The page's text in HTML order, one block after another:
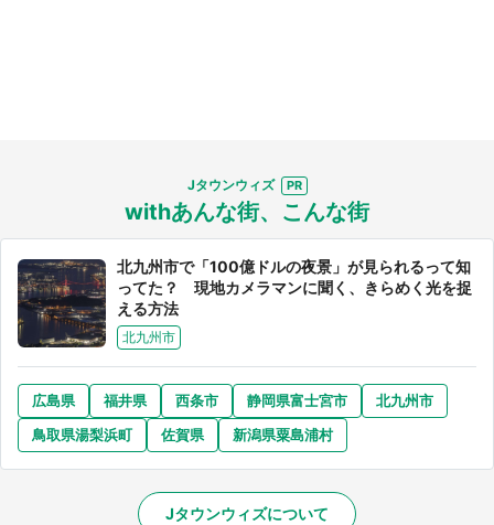
Jタウンウィズ
withあんな街、こんな街
北九州市で「100億ドルの夜景」が見られるって知
ってた？ 現地カメラマンに聞く、きらめく光を捉
える方法
北九州市
広島県 福井県 西条市 静岡県富士宮市
北九州市
鳥取県湯梨浜町
佐賀県 新潟県粟島浦村
Jタウンウィズについて